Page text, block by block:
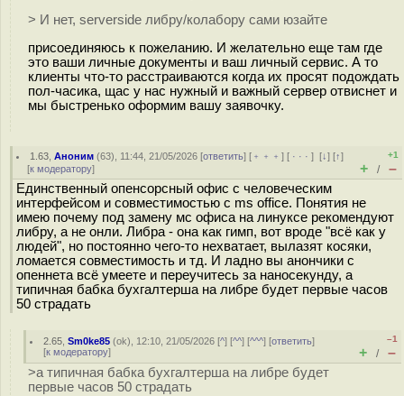
> И нет, serverside либру/колабору сами юзайте
присоединяюсь к пожеланию. И желательно еще там где
это ваши личные документы и ваш личный сервис. А то
клиенты что-то расстраиваются когда их просят подождать
пол-часика, щас у нас нужный и важный сервер отвиснет и
мы быстренько оформим вашу заявочку.
1.63 ,Аноним (63), 11:44, 21/05/2026 [ответить] [ ﹢﹢﹢] [ · · ·][↓] [↑]
[к модератору]
+1
+ / –
Единственный опенсорсный офис с человеческим
интерфейсом и совместимостью с ms office. Понятия не
имею почему под замену мс офиса на линуксе рекомендуют
либру, а не онли. Либра - она как гимп, вот вроде "всё как у
людей", но постоянно чего-то нехватает, вылазят косяки,
ломается совместимость и тд. И ладно вы анончики с
опеннета всё умеете и переучитесь за наносекунду, а
типичная бабка бухгалтерша на либре будет первые часов
50 страдать
2.65 ,Sm0ke85 (ok), 12:10, 21/05/2026 [^] [^^] [^^^] [ответить]
[к модератору]
–1
+ / –
>а типичная бабка бухгалтерша на либре будет
первые часов 50 страдать